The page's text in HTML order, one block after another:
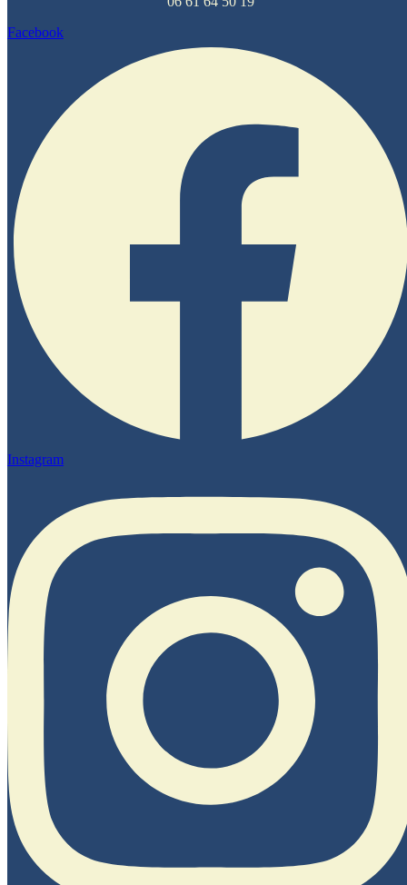
Facebook
Instagram